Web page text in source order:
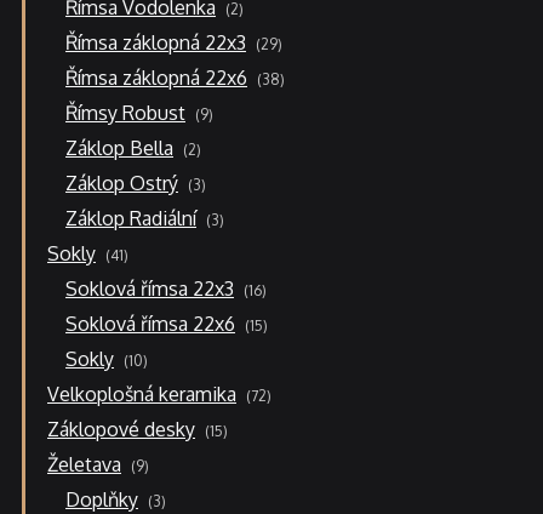
Římsa Vodolenka 2
produkty
Římsa záklopná 22x3 2929
produktů
Římsa záklopná 22x6 3838
produktů
Římsy Robust 99
produktů
Záklop Bella 22
produkty
Záklop Ostrý 33
produkty
Záklop Radiální 33
produkty
Sokly 4141
produktů
Soklová římsa 22x3 1616
produktů
Soklová římsa 22x6 1515
produktů
Sokly 1010
produktů
Velkoplošná keramika 7272
produktů
Záklopové desky 1515
produktů
Želetava 99
produktů
Doplňky 33